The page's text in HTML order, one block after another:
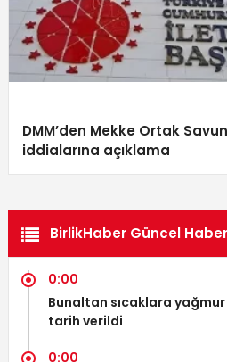
DMM’den Mekke Ortak
iddialarına açıklama
BirlikHaber Güncel Haber
0:00
Bunaltan sıcaklara
tarih verildi
0:00